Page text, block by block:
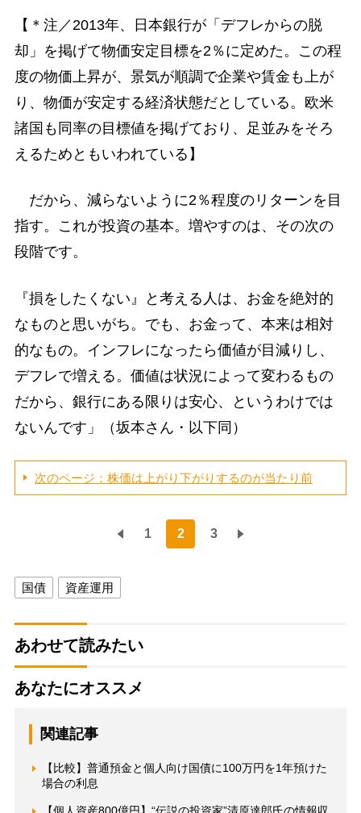
【＊注／2013年、日本銀行が「デフレからの脱
却」を掲げて物価安定目標を2％に定めた。この程
度の物価上昇が、景気が順調で企業や賃金も上が
り、物価が安定する経済状態だとしている。欧米
諸国も同率の目標値を掲げており、足並みをそろ
えるためともいわれている】
だから、減らないように2％程度のリターンを目
指す。これが投資の基本。増やすのは、その次の
段階です。
『損をしたくない』と考える人は、お金を絶対的
なものと思いがち。でも、お金って、本来は相対
的なもの。インフレになったら価値が目減りし、
デフレで増える。価値は状況によって変わるもの
だから、銀行にある限りは安心、というわけでは
ないんです」（坂本さん・以下同）
次のページ：株価は上がり下がりするのが当たり前
1 2 3
国債 資産運用
あわせて読みたい
あなたにオススメ
関連記事
【比較】普通預金と個人向け国債に100万円を1年預けた
場合の利息
【個人資産800億円】“伝説の投資家”清原達郎氏の情報収